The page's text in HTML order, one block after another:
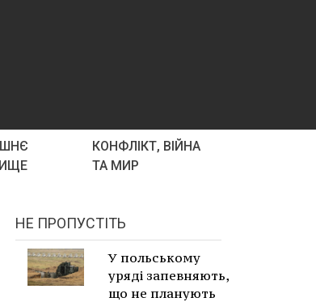
КОНФЛІКТ, ВІЙНА
ТА МИР
НЕ ПРОПУСТІТЬ
У польському
уряді запевняють,
що не планують